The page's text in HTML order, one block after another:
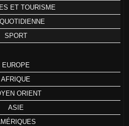
ET TOURISME
SPORT
EUROPE
AFRIQUE
ORIENT
ASIE